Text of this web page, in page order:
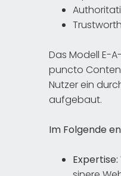
Das Modell E-
puncto
Nutzer ein
aufgebaut.
Im Folgende
Expertise: